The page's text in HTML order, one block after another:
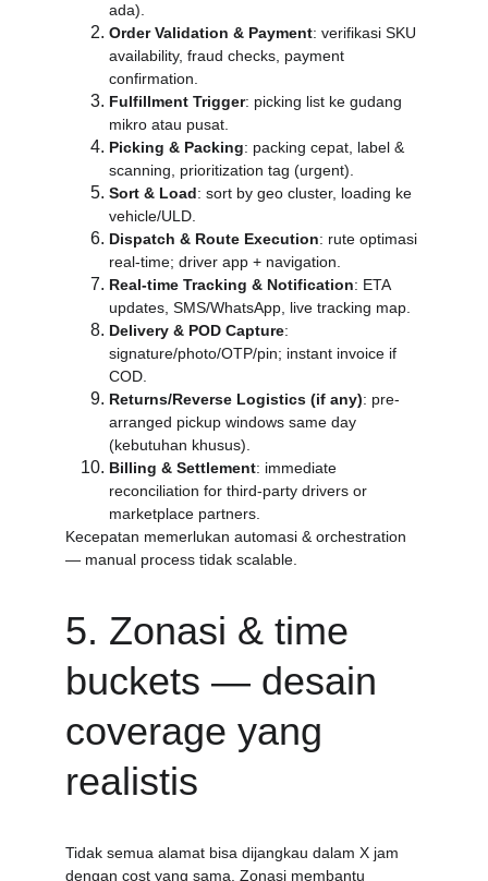
ada).
Order Validation & Payment: verifikasi SKU
availability, fraud checks, payment
confirmation.
Fulfillment Trigger: picking list ke gudang
mikro atau pusat.
Picking & Packing: packing cepat, label &
scanning, prioritization tag (urgent).
Sort & Load: sort by geo cluster, loading ke
vehicle/ULD.
Dispatch & Route Execution: rute optimasi
real-time; driver app + navigation.
Real-time Tracking & Notification: ETA
updates, SMS/WhatsApp, live tracking map.
Delivery & POD Capture:
signature/photo/OTP/pin; instant invoice if
COD.
Returns/Reverse Logistics (if any): pre-
arranged pickup windows same day
(kebutuhan khusus).
Billing & Settlement: immediate
reconciliation for third-party drivers or
marketplace partners.
Kecepatan memerlukan automasi & orchestration
— manual process tidak scalable.
5. Zonasi & time
buckets — desain
coverage yang
realistis
Tidak semua alamat bisa dijangkau dalam X jam
dengan cost yang sama. Zonasi membantu